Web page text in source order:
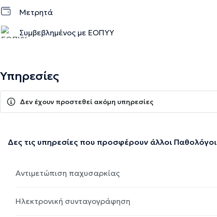
Μετρητά
Συμβεβλημένος με ΕΟΠΥΥ
Υπηρεσίες
Δεν έχουν προστεθεί ακόμη υπηρεσίες
Δες τις υπηρεσίες που προσφέρουν άλλοι Παθολόγοι
Αντιμετώπιση παχυσαρκίας
Ηλεκτρονική συνταγογράφηση